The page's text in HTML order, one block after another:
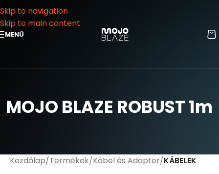
Skip to navigation
Skip to main content
MENÜ
MOJO BLAZE ROBUST 1m
Kezdőlap Termékek Kábel és Adapter KÁBELEK